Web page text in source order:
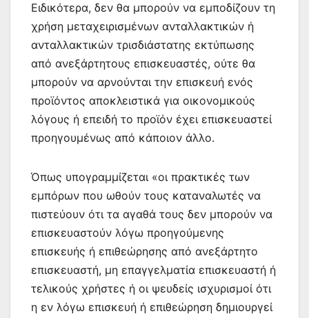
Ειδικότερα, δεν θα μπορούν να εμποδίζουν τη
χρήση μεταχειρισμένων ανταλλακτικών ή
ανταλλακτικών τρισδιάστατης εκτύπωσης
από ανεξάρτητους επισκευαστές, ούτε θα
μπορούν να αρνούνται την επισκευή ενός
προϊόντος αποκλειστικά για οικονομικούς
λόγους ή επειδή το προϊόν έχει επισκευαστεί
προηγουμένως από κάποιον άλλο.
Όπως υπογραμμίζεται «οι πρακτικές των
εμπόρων που ωθούν τους καταναλωτές να
πιστεύουν ότι τα αγαθά τους δεν μπορούν να
επισκευαστούν λόγω προηγούμενης
επισκευής ή επιθεώρησης από ανεξάρτητο
επισκευαστή, μη επαγγελματία επισκευαστή ή
τελικούς χρήστες ή οι ψευδείς ισχυρισμοί ότι
η εν λόγω επισκευή ή επιθεώρηση δημιουργεί